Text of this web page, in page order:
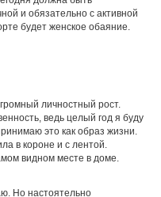
и обязательно с активной
будет женское обаяние.
личностный рост.
ведь целый год я буду
это как образ жизни.
в короне и с лентой.
видном месте в доме.
Но настоятельно